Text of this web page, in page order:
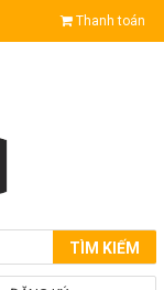
Thanh toán
TÌM KIẾM